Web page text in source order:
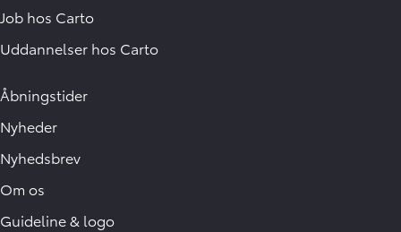
Job hos Carto
Uddannelser hos Carto
Åbningstider
Nyheder
Nyhedsbrev
Om os
Guideline & logo